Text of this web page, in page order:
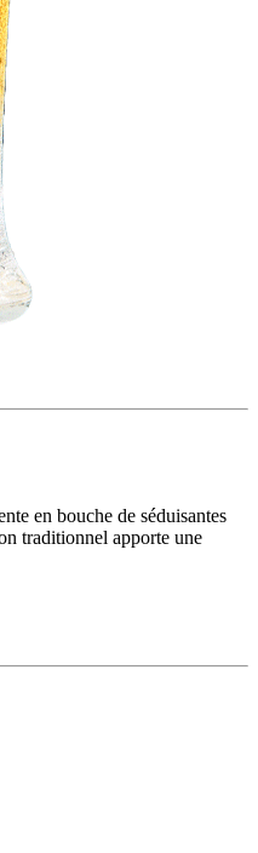
en bouche de séduisantes
traditionnel apporte une